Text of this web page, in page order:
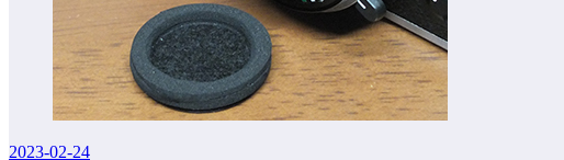
2023-02-24